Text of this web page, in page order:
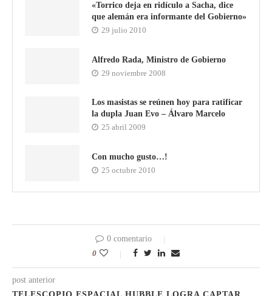
«Torrico deja en ridículo a Sacha, dice
que alemán era informante del Gobierno»
29 julio 2010
Alfredo Rada, Ministro de Gobierno
29 noviembre 2008
Los masistas se reúnen hoy para ratificar
la dupla Juan Evo – Álvaro Marcelo
25 abril 2009
Con mucho gusto…!
25 octubre 2010
0 comentario
0
post anterior